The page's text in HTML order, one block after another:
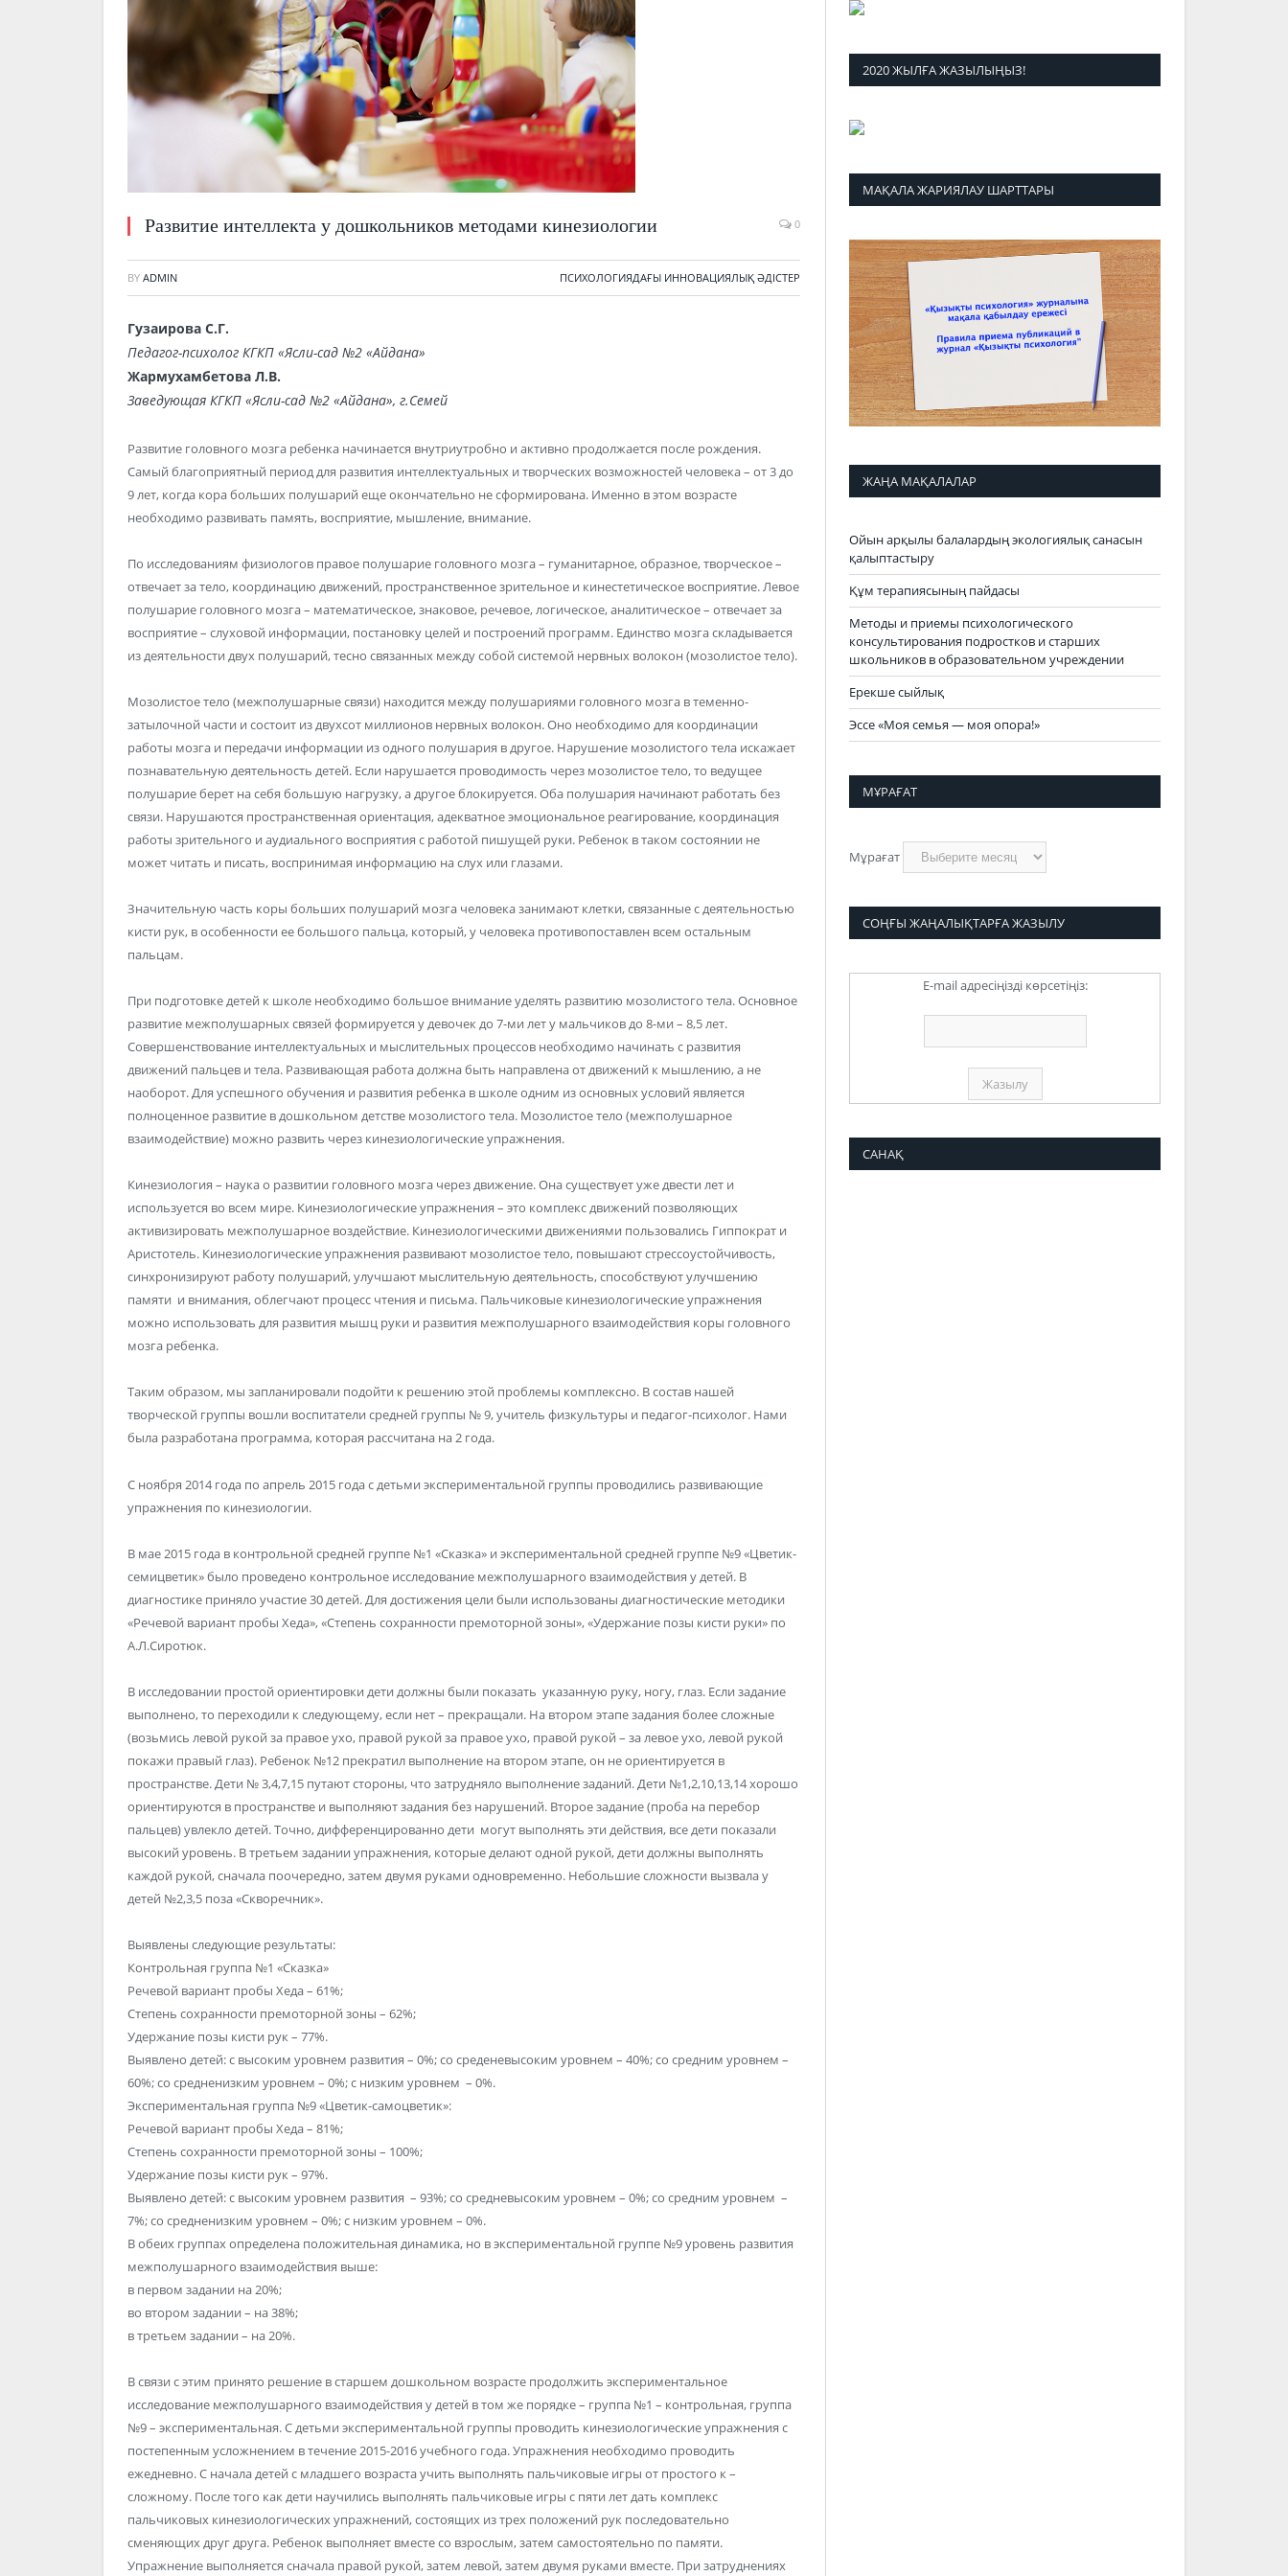
Развитие интеллекта у дошкольников методами кинезиологии 0
BY ADMIN ПСИХОЛОГИЯДАҒЫ ИННОВАЦИЯЛЫҚ ӘДІСТЕР
Гузаирова С.Г.
Педагог-психолог КГКП «Ясли-сад №2 «Айдана»
Жармухамбетова Л.В.
Заведующая КГКП «Ясли-сад №2 «Айдана», г.Семей
Развитие головного мозга ребенка начинается внутриутробно и активно продолжается после рождения.
Самый благоприятный период для развития интеллектуальных и творческих возможностей человека – от 3 до
9 лет, когда кора больших полушарий еще окончательно не сформирована. Именно в этом возрасте
необходимо развивать память, восприятие, мышление, внимание.
По исследованиям физиологов правое полушарие головного мозга – гуманитарное, образное, творческое –
отвечает за тело, координацию движений, пространственное зрительное и кинестетическое восприятие. Левое
полушарие головного мозга – математическое, знаковое, речевое, логическое, аналитическое – отвечает за
восприятие – слуховой информации, постановку целей и построений программ. Единство мозга складывается
из деятельности двух полушарий, тесно связанных между собой системой нервных волокон (мозолистое тело).
Мозолистое тело (межполушарные связи) находится между полушариями головного мозга в теменно-
затылочной части и состоит из двухсот миллионов нервных волокон. Оно необходимо для координации
работы мозга и передачи информации из одного полушария в другое. Нарушение мозолистого тела искажает
познавательную деятельность детей. Если нарушается проводимость через мозолистое тело, то ведущее
полушарие берет на себя большую нагрузку, а другое блокируется. Оба полушария начинают работать без
связи. Нарушаются пространственная ориентация, адекватное эмоциональное реагирование, координация
работы зрительного и аудиального восприятия с работой пишущей руки. Ребенок в таком состоянии не
может читать и писать, воспринимая информацию на слух или глазами.
Значительную часть коры больших полушарий мозга человека занимают клетки, связанные с деятельностью
кисти рук, в особенности ее большого пальца, который, у человека противопоставлен всем остальным
пальцам.
При подготовке детей к школе необходимо большое внимание уделять развитию мозолистого тела. Основное
развитие межполушарных связей формируется у девочек до 7-ми лет у мальчиков до 8-ми – 8,5 лет.
Совершенствование интеллектуальных и мыслительных процессов необходимо начинать с развития
движений пальцев и тела. Развивающая работа должна быть направлена от движений к мышлению, а не
наоборот. Для успешного обучения и развития ребенка в школе одним из основных условий является
полноценное развитие в дошкольном детстве мозолистого тела. Мозолистое тело (межполушарное
взаимодействие) можно развить через кинезиологические упражнения.
Кинезиология – наука о развитии головного мозга через движение. Она существует уже двести лет и
используется во всем мире. Кинезиологические упражнения – это комплекс движений позволяющих
активизировать межполушарное воздействие. Кинезиологическими движениями пользовались Гиппократ и
Аристотель. Кинезиологические упражнения развивают мозолистое тело, повышают стрессоустойчивость,
синхронизируют работу полушарий, улучшают мыслительную деятельность, способствуют улучшению
памяти и внимания, облегчают процесс чтения и письма. Пальчиковые кинезиологические упражнения
можно использовать для развития мышц руки и развития межполушарного взаимодействия коры головного
мозга ребенка.
Таким образом, мы запланировали подойти к решению этой проблемы комплексно. В состав нашей
творческой группы вошли воспитатели средней группы № 9, учитель физкультуры и педагог-психолог. Нами
была разработана программа, которая рассчитана на 2 года.
С ноября 2014 года по апрель 2015 года с детьми экспериментальной группы проводились развивающие
упражнения по кинезиологии.
В мае 2015 года в контрольной средней группе №1 «Сказка» и экспериментальной средней группе №9 «Цветик-
семицветик» было проведено контрольное исследование межполушарного взаимодействия у детей. В
диагностике приняло участие 30 детей. Для достижения цели были использованы диагностические методики
«Речевой вариант пробы Хеда», «Степень сохранности премоторной зоны», «Удержание позы кисти руки» по
А.Л.Сиротюк.
В исследовании простой ориентировки дети должны были показать указанную руку, ногу, глаз. Если задание
выполнено, то переходили к следующему, если нет – прекращали. На втором этапе задания более сложные
(возьмись левой рукой за правое ухо, правой рукой за правое ухо, правой рукой – за левое ухо, левой рукой
покажи правый глаз). Ребенок №12 прекратил выполнение на втором этапе, он не ориентируется в
пространстве. Дети № 3,4,7,15 путают стороны, что затрудняло выполнение заданий. Дети №1,2,10,13,14 хорошо
ориентируются в пространстве и выполняют задания без нарушений. Второе задание (проба на перебор
пальцев) увлекло детей. Точно, дифференцированно дети могут выполнять эти действия, все дети показали
высокий уровень. В третьем задании упражнения, которые делают одной рукой, дети должны выполнять
каждой рукой, сначала поочередно, затем двумя руками одновременно. Небольшие сложности вызвала у
детей №2,3,5 поза «Скворечник».
Выявлены следующие результаты:
Контрольная группа №1 «Сказка»
Речевой вариант пробы Хеда – 61%;
Степень сохранности премоторной зоны – 62%;
Удержание позы кисти рук – 77%.
Выявлено детей: с высоким уровнем развития – 0%; со среденевысоким уровнем – 40%; со средним уровнем –
60%; со средненизким уровнем – 0%; с низким уровнем – 0%.
Экспериментальная группа №9 «Цветик-самоцветик»:
Речевой вариант пробы Хеда – 81%;
Степень сохранности премоторной зоны – 100%;
Удержание позы кисти рук – 97%.
Выявлено детей: с высоким уровнем развития – 93%; со средневысоким уровнем – 0%; со средним уровнем –
7%; со средненизким уровнем – 0%; с низким уровнем – 0%.
В обеих группах определена положительная динамика, но в экспериментальной группе №9 уровень развития
межполушарного взаимодействия выше:
в первом задании на 20%;
во втором задании – на 38%;
в третьем задании – на 20%.
В связи с этим принято решение в старшем дошкольном возрасте продолжить экспериментальное
исследование межполушарного взаимодействия у детей в том же порядке – группа №1 – контрольная, группа
№9 – экспериментальная. С детьми экспериментальной группы проводить кинезиологические упражнения с
постепенным усложнением в течение 2015-2016 учебного года. Упражнения необходимо проводить
ежедневно. С начала детей с младшего возраста учить выполнять пальчиковые игры от простого к –
сложному. После того как дети научились выполнять пальчиковые игры с пяти лет дать комплекс
пальчиковых кинезиологических упражнений, состоящих из трех положений рук последовательно
сменяющих друг друга. Ребенок выполняет вместе со взрослым, затем самостоятельно по памяти.
Упражнение выполняется сначала правой рукой, затем левой, затем двумя руками вместе. При затруднениях
2020 ЖЫЛҒА ЖАЗЫЛЫҢЫЗ!
МАҚАЛА ЖАРИЯЛАУ ШАРТТАРЫ
ЖАҢА МАҚАЛАЛАР
Ойын арқылы балалардың экологиялық санасын
қалыптастыру
Құм терапиясының пайдасы
Методы и приемы психологического
консультирования подростков и старших
школьников в образовательном учреждении
Ерекше сыйлық
Эссе «Моя семья — моя опора!»
МҰРАҒАТ
Мұрағат
СОҢҒЫ ЖАҢАЛЫҚТАРҒА ЖАЗЫЛУ
E-mail адресіңізді көрсетіңіз:
САНАҚ